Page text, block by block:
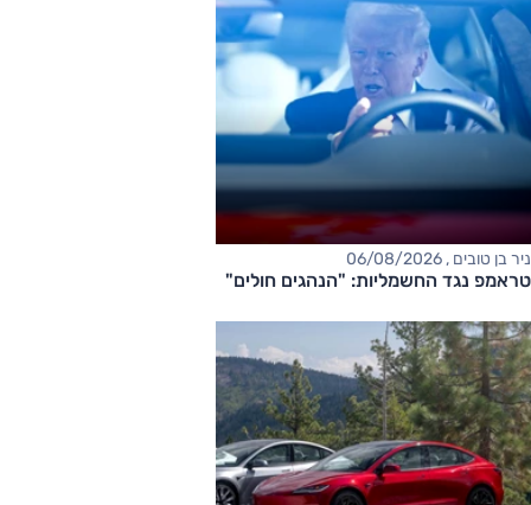
ניר בן טובים , 06/08/2026
טראמפ נגד החשמליות: "הנהגים חולים"